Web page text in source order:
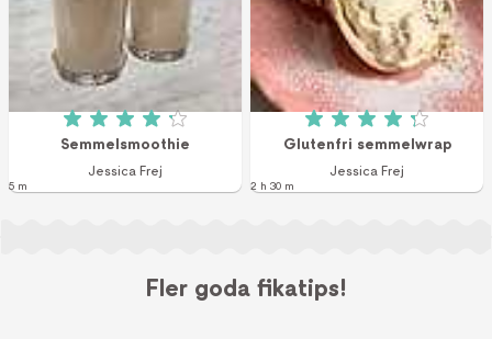
Betyg: 4.17 av 5 (6 röster)
Semmelsmoothie
Jessica Frej
5 m
Betyg: 4.25 av 5
Glutenfri semmelwrap
Jessica Frej
2 h 30 m
Fler goda fikatips!